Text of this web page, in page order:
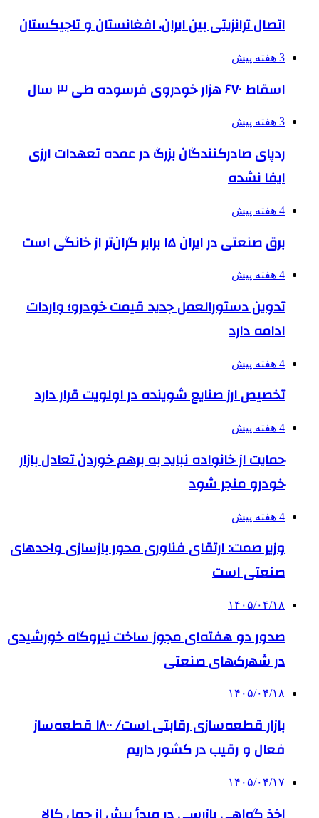
اتصال ترانزیتی بین ایران، افغانستان و تاجیکستان
3 هفته پیش
اسقاط ۶۷۰ هزار خودروی فرسوده طی ۳ سال
3 هفته پیش
ردپای صادرکنندگان بزرگ در عمده تعهدات ارزی
ایفا نشده
4 هفته پیش
برق صنعتی در ایران ۱۵ برابر گران‌تر از خانگی است
4 هفته پیش
تدوین دستورالعمل جدید قیمت خودرو؛ واردات
ادامه دارد
4 هفته پیش
تخصیص ارز صنایع شوینده در اولویت قرار دارد
4 هفته پیش
حمایت از خانواده نباید به برهم خوردن تعادل بازار
خودرو منجر شود
4 هفته پیش
وزیر صمت: ارتقای فناوری محور بازسازی واحدهای
صنعتی است
۱۴۰۵/۰۴/۱۸
صدور دو هفته‌ای مجوز ساخت نیروگاه خورشیدی
در شهرک‌های صنعتی
۱۴۰۵/۰۴/۱۸
بازار قطعه‌سازی رقابتی است/ ۱۸۰۰ قطعه‌ساز
فعال و رقیب در کشور داریم
۱۴۰۵/۰۴/۱۷